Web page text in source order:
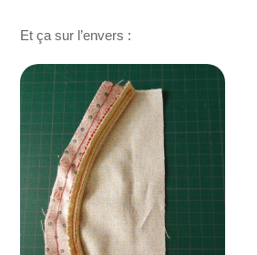
Et ça sur l’envers :